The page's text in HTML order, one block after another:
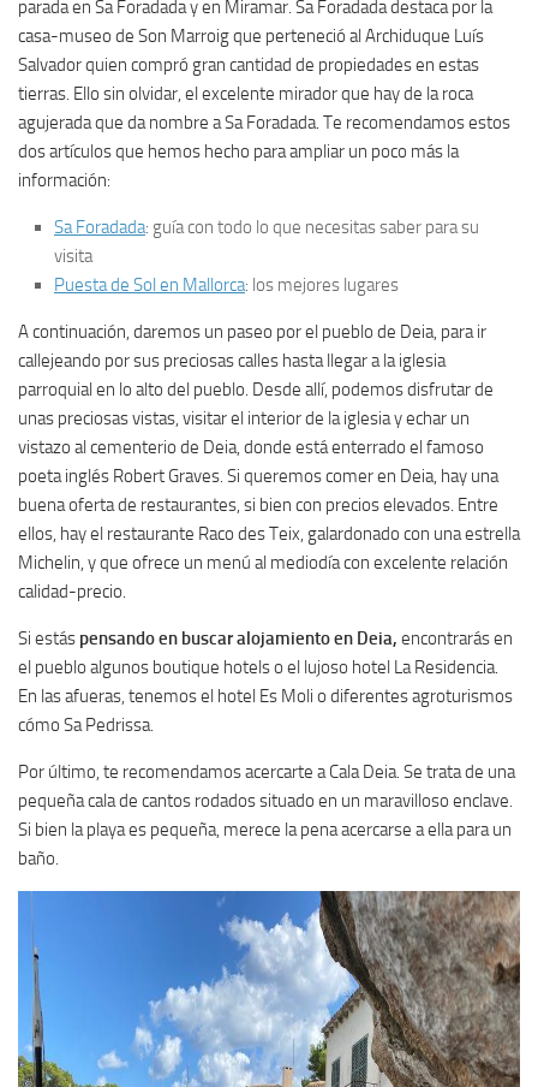
parada en Sa Foradada y en Miramar. Sa Foradada destaca por la
casa-museo de Son Marroig que perteneció al Archiduque Luís
Salvador quien compró gran cantidad de propiedades en estas
tierras. Ello sin olvidar, el excelente mirador que hay de la roca
agujerada que da nombre a Sa Foradada. Te recomendamos estos
dos artículos que hemos hecho para ampliar un poco más la
información:
Sa Foradada: guía con todo lo que necesitas saber para su
visita
Puesta de Sol en Mallorca: los mejores lugares
A continuación, daremos un paseo por el pueblo de Deia, para ir
callejeando por sus preciosas calles hasta llegar a la iglesia
parroquial en lo alto del pueblo. Desde allí, podemos disfrutar de
unas preciosas vistas, visitar el interior de la iglesia y echar un
vistazo al cementerio de Deia, donde está enterrado el famoso
poeta inglés Robert Graves. Si queremos comer en Deia, hay una
buena oferta de restaurantes, si bien con precios elevados. Entre
ellos, hay el restaurante Raco des Teix, galardonado con una estrella
Michelin, y que ofrece un menú al mediodía con excelente relación
calidad-precio.
Si estás pensando en buscar alojamiento en Deia, encontrarás en
el pueblo algunos boutique hotels o el lujoso hotel La Residencia.
En las afueras, tenemos el hotel Es Moli o diferentes agroturismos
cómo Sa Pedrissa.
Por último, te recomendamos acercarte a Cala Deia. Se trata de una
pequeña cala de cantos rodados situado en un maravilloso enclave.
Si bien la playa es pequeña, merece la pena acercarse a ella para un
baño.